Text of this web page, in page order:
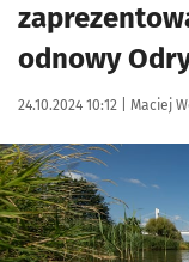
odnowy
Data publikacji:
24.10.2024 10:12 | Autor:
Maciej
Kliknij, aby powiększyć